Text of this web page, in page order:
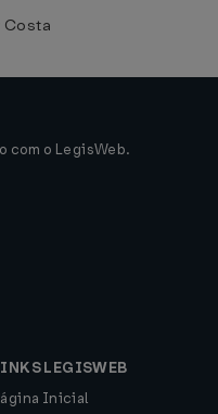
Costa
com o LegisWeb.
LEGISWEB
Inicial